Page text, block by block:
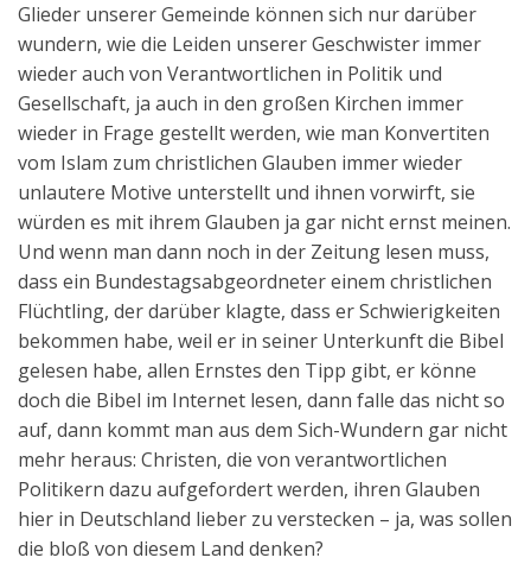
Glieder unserer Gemeinde können sich nur darüber
wundern, wie die Leiden unserer Geschwister immer
wieder auch von Verantwortlichen in Politik und
Gesellschaft, ja auch in den großen Kirchen immer
wieder in Frage gestellt werden, wie man Konvertiten
vom Islam zum christlichen Glauben immer wieder
unlautere Motive unterstellt und ihnen vorwirft, sie
würden es mit ihrem Glauben ja gar nicht ernst meinen.
Und wenn man dann noch in der Zeitung lesen muss,
dass ein Bundestagsabgeordneter einem christlichen
Flüchtling, der darüber klagte, dass er Schwierigkeiten
bekommen habe, weil er in seiner Unterkunft die Bibel
gelesen habe, allen Ernstes den Tipp gibt, er könne
doch die Bibel im Internet lesen, dann falle das nicht so
auf, dann kommt man aus dem Sich-Wundern gar nicht
mehr heraus: Christen, die von verantwortlichen
Politikern dazu aufgefordert werden, ihren Glauben
hier in Deutschland lieber zu verstecken – ja, was sollen
die bloß von diesem Land denken?